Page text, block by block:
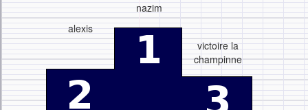
alexis
nazim
victoire la
champinne